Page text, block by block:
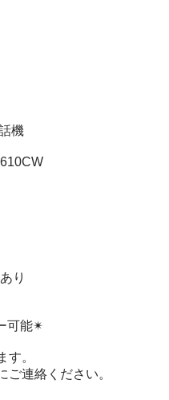
機
り
可能✴︎
す。
連絡ください。